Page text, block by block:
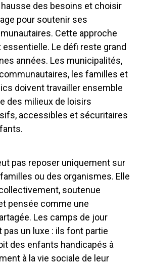
des besoins et choisir
pour soutenir ses
Cette approche
Le défi reste grand
années. Les municipalités,
les familles et
doivent travailler ensemble
des milieux de loisirs
accessibles et sécuritaires
pas reposer uniquement sur
ou des organismes. Elle
soutenue
pensée comme une
Les camps de jour
un luxe : ils font partie
des enfants handicapés à
à la vie sociale de leur